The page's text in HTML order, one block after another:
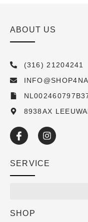
ABOUT US
(316) 21204241
8938AX
SERVICE
SHOP